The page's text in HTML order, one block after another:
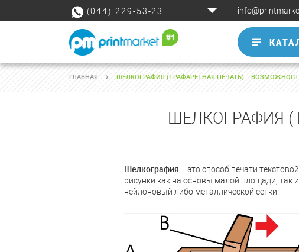
(044) 229-53-23
ГЛАВНАЯ ШЕЛКОГРАФИЯ (ТРАФАРЕТНАЯ ПЕЧАТЬ) –
ШЕЛКОГРАФИЯ
Шелкография – это способ печати
рисунки как на основы малой площади,
нейлоновый либо металлической сетки.